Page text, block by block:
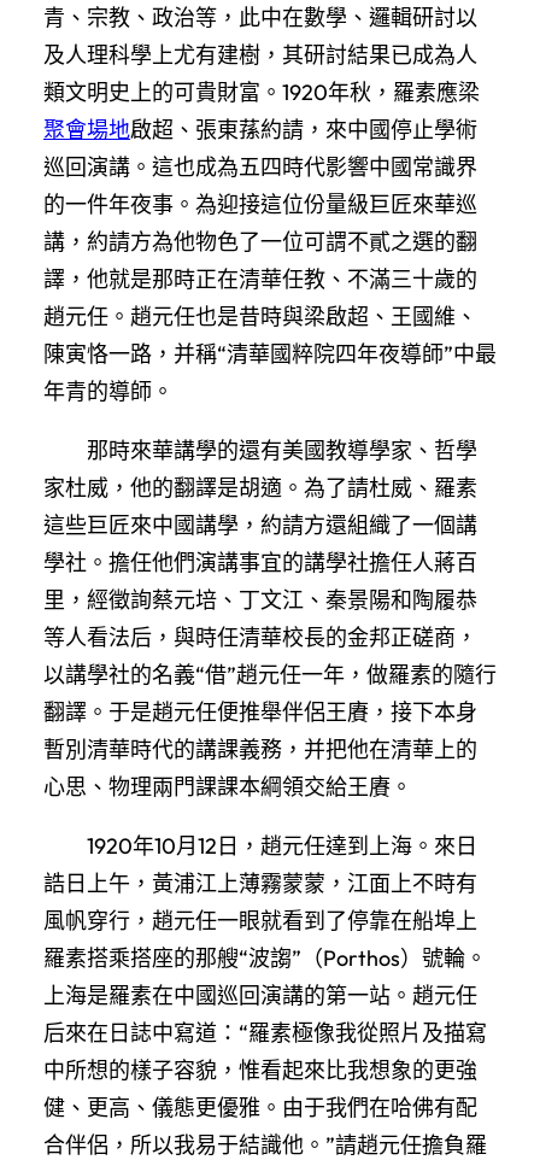
青、宗教、政治等，此中在數學、邏輯研討以
及人理科學上尤有建樹，其研討結果已成為人
類文明史上的可貴財富。1920年秋，羅素應梁
聚會場地啟超、張東蓀約請，來中國停止學術
巡回演講。這也成為五四時代影響中國常識界
的一件年夜事。為迎接這位份量級巨匠來華巡
講，約請方為他物色了一位可謂不貳之選的翻
譯，他就是那時正在清華任教、不滿三十歲的
趙元任。趙元任也是昔時與梁啟超、王國維、
陳寅恪一路，并稱“清華國粹院四年夜導師”中最
年青的導師。
那時來華講學的還有美國教導學家、哲學
家杜威，他的翻譯是胡適。為了請杜威、羅素
這些巨匠來中國講學，約請方還組織了一個講
學社。擔任他們演講事宜的講學社擔任人蔣百
里，經徵詢蔡元培、丁文江、秦景陽和陶履恭
等人看法后，與時任清華校長的金邦正磋商，
以講學社的名義“借”趙元任一年，做羅素的隨行
翻譯。于是趙元任便推舉伴侶王賡，接下本身
暫別清華時代的講課義務，并把他在清華上的
心思、物理兩門課課本綱領交給王賡。
1920年10月12日，趙元任達到上海。來日
誥日上午，黃浦江上薄霧蒙蒙，江面上不時有
風帆穿行，趙元任一眼就看到了停靠在船埠上
羅素搭乘搭座的那艘“波謅”（Porthos）號輪。
上海是羅素在中國巡回演講的第一站。趙元任
后來在日誌中寫道：“羅素極像我從照片及描寫
中所想的樣子容貌，惟看起來比我想象的更強
健、更高、儀態更優雅。由于我們在哈佛有配
合伴侶，所以我易于結識他。”請趙元任擔負羅